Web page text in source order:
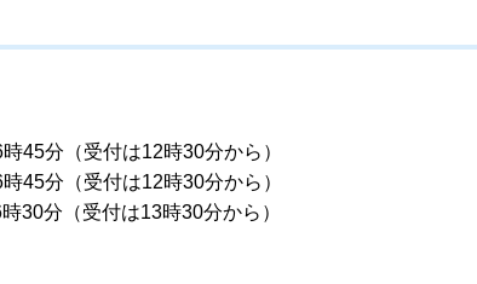
45分（受付は12時30分から）
45分（受付は12時30分から）
30分（受付は13時30分から）